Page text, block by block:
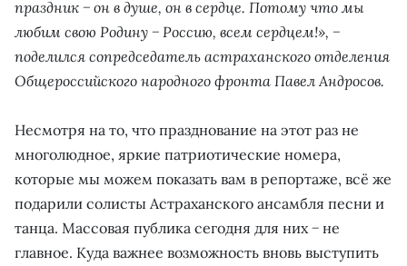
праздник − он в душе, он в сердце. Потому что мы
любим свою Родину − Россию, всем сердцем!», −
поделился сопредседатель астраханского отделения
Общероссийского народного фронта Павел Андросов.
Несмотря на то, что празднование на этот раз не
многолюдное, яркие патриотические номера,
которые мы можем показать вам в репортаже, всё же
подарили солисты Астраханского ансамбля песни и
танца. Массовая публика сегодня для них − не
главное. Куда важнее возможность вновь выступить